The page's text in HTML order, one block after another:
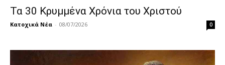
Τα 30 Κρυμμένα Χρόνια του Χριστού
Κατοχικά Νέα - 08/07/2026 0